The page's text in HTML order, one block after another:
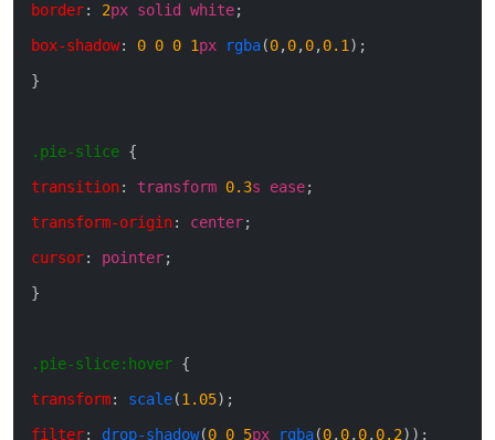
border: 2px solid white;
box-shadow: 0 0 0 1px rgba(0,0,0,0.1 ) ;
}
.pie-slice {
transition: transform 0.3s ease;
transform-origin: center;
cursor: pointer;
}
.pie-slice:hover {
transform: scale(1.05) ;
filter: drop-shadow(0 0 5px rgba(0,0,0,0.2) ) ;